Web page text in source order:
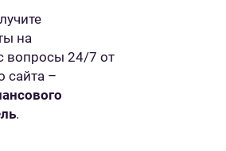
на
вопросы 24/7 от
сайта –
.